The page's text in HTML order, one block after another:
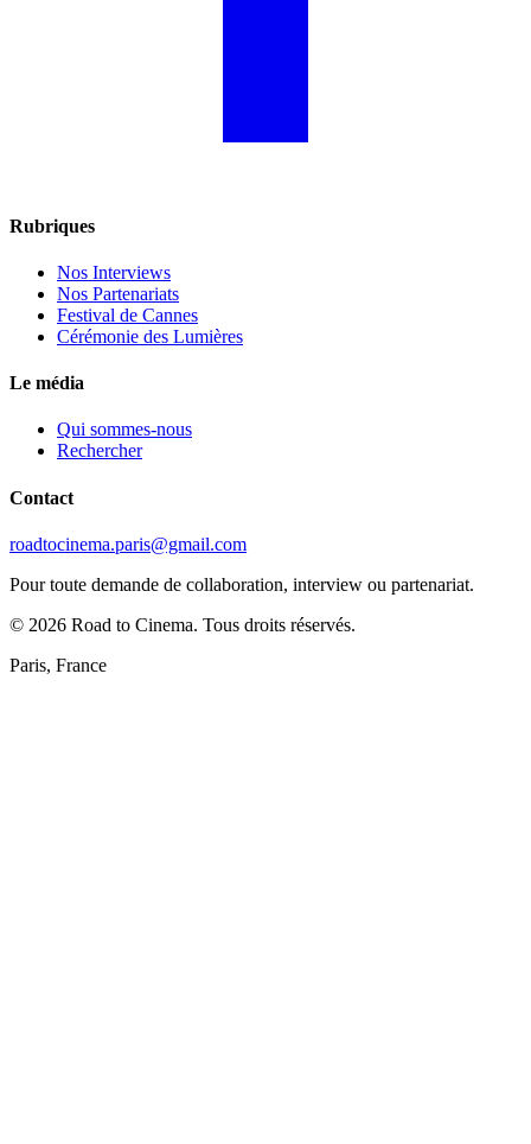
Rubriques
Nos Interviews
Nos Partenariats
Festival de Cannes
Cérémonie des Lumières
Le média
Qui sommes-nous
Rechercher
Contact
roadtocinema.paris@gmail.com
Pour toute demande de collaboration, interview ou partenariat.
© 2026 Road to Cinema. Tous droits réservés.
Paris, France